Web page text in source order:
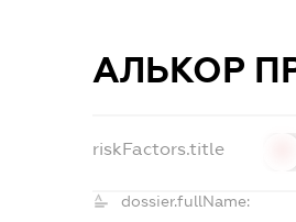
АЛЬКОР
riskFactors.title
dossier.fullName: